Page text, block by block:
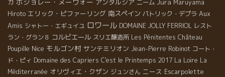
ガ アンダルシア ニーム
Maruyama
Hiroto エリック・ピファーリング 南スペイン パトリック・デプラ Aux
Amis シャトー・エギュイユ ロワール DOMAINE JOLLY FERRIOL レスト
ラン・グラン８ コルビエール スリエ醸造所 Les Pénitentes Château
Poupille Nice モルゴン村 サンテミリオン Jean-Pierre Robinot コート・
ド・ピィ Domaine des Capriers C'est le Printemps 2017 La Loire La
Méditerranée オリヴィエ・クザン ジュンさん ニース Escarpolette